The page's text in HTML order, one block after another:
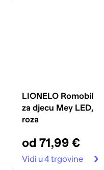
LIONELO Romobil
za djecu Mey LED,
roza
od 71,99 €
Vidi u 4 trgovine